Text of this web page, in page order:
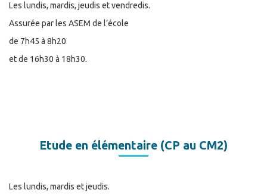
Les lundis, mardis, jeudis et vendredis.
Assurée par les ASEM de l’école
de 7h45 à 8h20
et de 16h30 à 18h30.
Etude en élémentaire (CP au CM2)
Les lundis, mardis et jeudis.